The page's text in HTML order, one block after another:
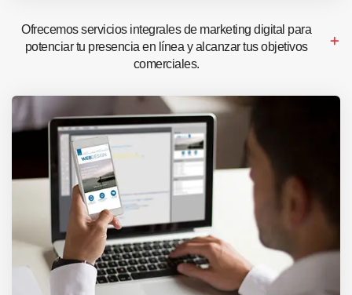
Ofrecemos servicios integrales de marketing digital para
potenciar tu presencia en línea y alcanzar tus objetivos
comerciales.